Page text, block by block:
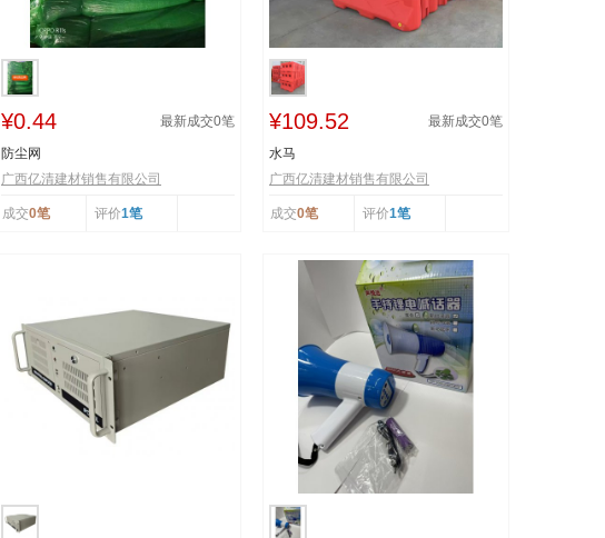
¥0.44 最新成交0笔
防尘网
广西亿清建材销售有限公司
成交0笔 评价1笔
¥109.52 最新成交0笔
水马
广西亿清建材销售有限公司
成交0笔 评价1笔